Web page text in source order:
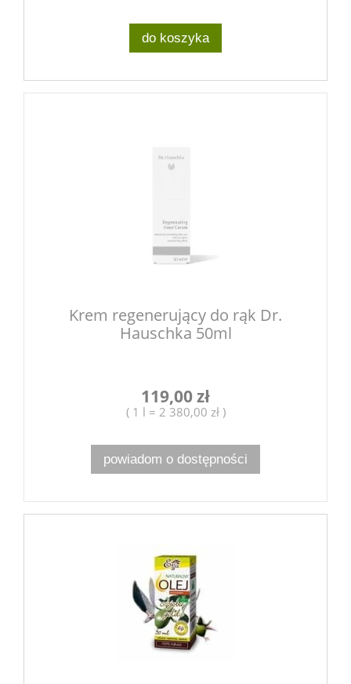
do koszyka
Krem regenerujący do rąk Dr.
Hauschka 50ml
119,00 zł
( 1 l = 2 380,00 zł )
powiadom o dostępności